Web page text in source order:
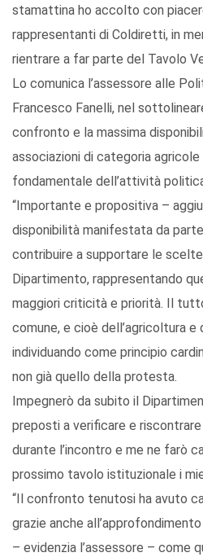
stamattina ho accolto con
rappresentanti di Coldiretti, in
rientrare a far parte del Tavolo
Lo comunica l’assessore alle
Francesco Fanelli, nel
confronto e la massima
associazioni di categoria
fondamentale dell’attività
“Importante e propositiva –
disponibilità manifestata da
contribuire a supportare le scelte
Dipartimento, rappresentando
maggiori criticità e priorità. Il
comune, e cioè dell’agricoltura
individuando come principio
non già quello della protesta.
Impegnerò da subito il
preposti a verificare e
durante l’incontro e me ne farò
prossimo tavolo istituzionale i
“Il confronto tenutosi ha avuto
grazie anche
– evidenzia l’assessore – come